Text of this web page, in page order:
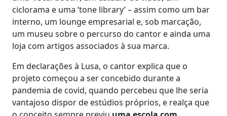
ciclorama e uma ‘tone library’ – assim como um bar
interno, um lounge empresarial e, sob marcação,
um museu sobre o percurso do cantor e ainda uma
loja com artigos associados à sua marca.
Em declarações à Lusa, o cantor explica que o
projeto começou a ser concebido durante a
pandemia de covid, quando percebeu que lhe seria
vantajoso dispor de estúdios próprios, e realça que